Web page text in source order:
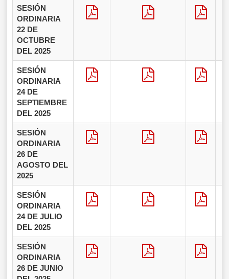
SESIÓN
ORDINARIA
22 DE
OCTUBRE
DEL 2025
SESIÓN
ORDINARIA
24 DE
SEPTIEMBRE
DEL 2025
SESIÓN
ORDINARIA
26 DE
AGOSTO DEL
2025
SESIÓN
ORDINARIA
24 DE JULIO
DEL 2025
SESIÓN
ORDINARIA
26 DE JUNIO